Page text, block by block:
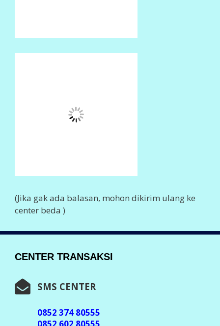
0852 374 80555
0852 602 80555
0857 723 80555
0877 458 80555
0896 959 80555
0897 54 80555
Info Lengkap,Klik Disini